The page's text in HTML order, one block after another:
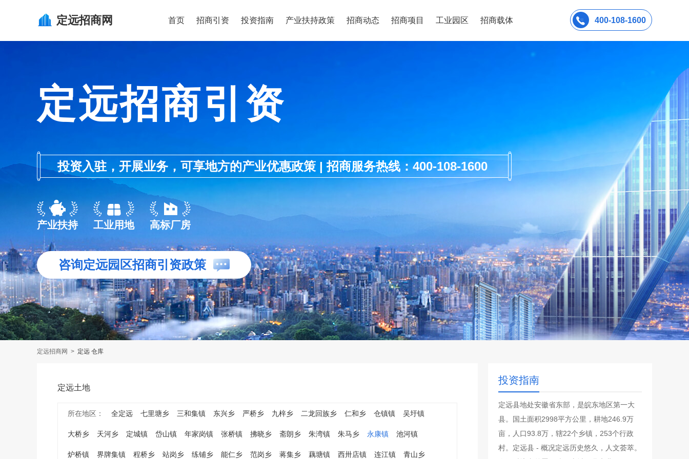
定远招商网 首页 招商引资 投资指南 产业扶持政策 招商动态 招商项目 工业园区 招商载体 400-108-1600
定远招商引资
投资入驻，开展业务，可享地方的产业优惠政策 | 招商服务热线：400-108-1600
产业扶持 工业用地 高标厂房
咨询定远园区招商引资政策
定远招商网 > 定远 仓库
定远土地
所在地区： 全定远 七里塘乡 三和集镇 东兴乡 严桥乡 九梓乡 二龙回族乡 仁和乡 仓镇镇 吴圩镇
大桥乡 天河乡 定城镇 岱山镇 年家岗镇 张桥镇 拂晓乡 斋朗乡 朱湾镇 朱马乡 永康镇 池河镇
炉桥镇 界牌集镇 程桥乡 站岗乡 练铺乡 能仁乡 范岗乡 蒋集乡 藕塘镇 西卅店镇 连江镇 青山乡
投资指南
定远县地处安徽省东部，是皖东地区第一大
县。国土面积2998平方公里，耕地246.9万
亩，人口93.8万，辖22个乡镇，253个行政
村。定远县 - 概况定远历史悠久，人文荟萃。